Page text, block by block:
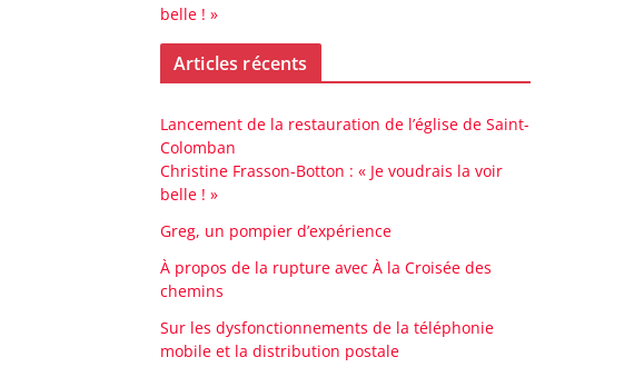
belle ! »
Articles récents
Lancement de la restauration de l’église de Saint-
Colomban
Christine Frasson-Botton : « Je voudrais la voir
belle ! »
Greg, un pompier d’expérience
À propos de la rupture avec À la Croisée des
chemins
Sur les dysfonctionnements de la téléphonie
mobile et la distribution postale